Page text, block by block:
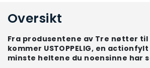
Oversikt
Fra produsentene av Tre nøtter
kommer USTOPPELIG, en
minste heltene du noensinne har